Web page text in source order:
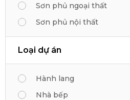
Sơn phủ ngoại thất
Sơn phủ nội thất
Loại dự án
Hành lang
Nhà bếp